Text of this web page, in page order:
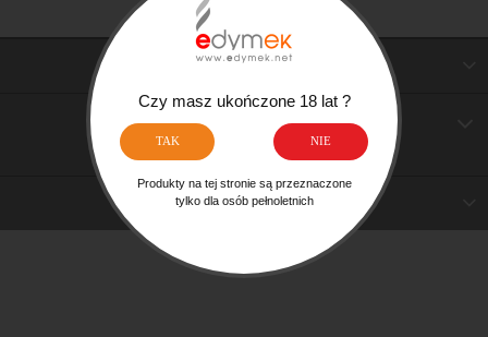
WŁAŚCICIEL WITRYNY / SITE OWNER
OBSŁUGA KLIENTA W PL
CUSTOMER SERVICE IN PL
INFORMACJE O WITRYNIE
Czy masz ukończone 18 lat ?
TAK NIE
Produkty na tej stronie są przeznaczone
tylko dla osób pełnoletnich